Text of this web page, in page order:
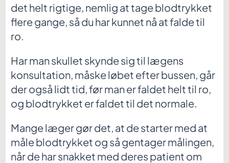
det helt rigtige, nemlig at tage blodtrykket
flere gange, så du har kunnet nå at falde til
ro.
Har man skullet skynde sig til lægens
konsultation, måske løbet efter bussen, går
der også lidt tid, før man er faldet helt til ro,
og blodtrykket er faldet til det normale.
Mange læger gør det, at de starter med at
måle blodtrykket og så gentager målingen,
når de har snakket med deres patient om